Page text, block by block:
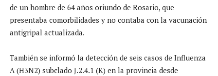
de un hombre de 64 años oriundo de Rosario, que
presentaba comorbilidades y no contaba con la vacunación
antigripal actualizada.
También se informó la detección de seis casos de Influenza
A (H3N2) subclado J.2.4.1 (K) en la provincia desde